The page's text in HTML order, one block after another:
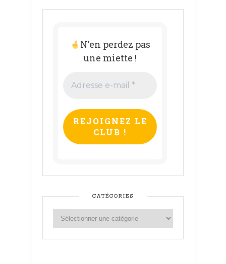
N'en perdez pas
une miette !
e-
*
CATÉGORIES